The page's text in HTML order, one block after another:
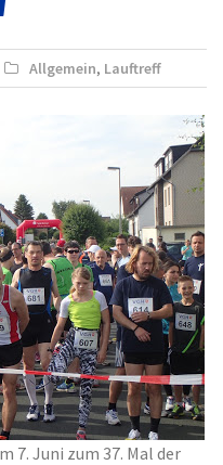
Allgemein, Lauftreff
7. Juni zum 37. Mal der